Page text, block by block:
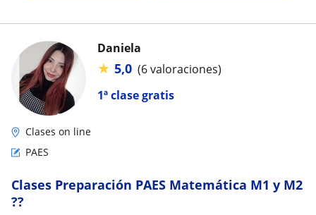
1ª clase gratis
Daniela
★ 5,0 (6 valoraciones)
Clases on line
PAES
Clases Preparación PAES Matemática M1 y M2
??